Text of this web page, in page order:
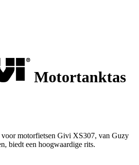
Motortanktas
motorfietsen Givi XS307, van Guzy
biedt een hoogwaardige rits.